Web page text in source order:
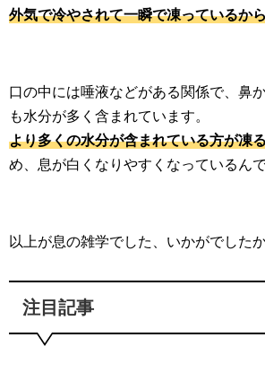
外気で冷やされて一瞬で凍っているか
口の中には唾液などがある関係で、鼻
も水分が多く含まれています。
より多くの水分が含まれている方が凍
め、息が白くなりやすくなっているんで
以上が息の雑学でした、いかがでした
注目記事